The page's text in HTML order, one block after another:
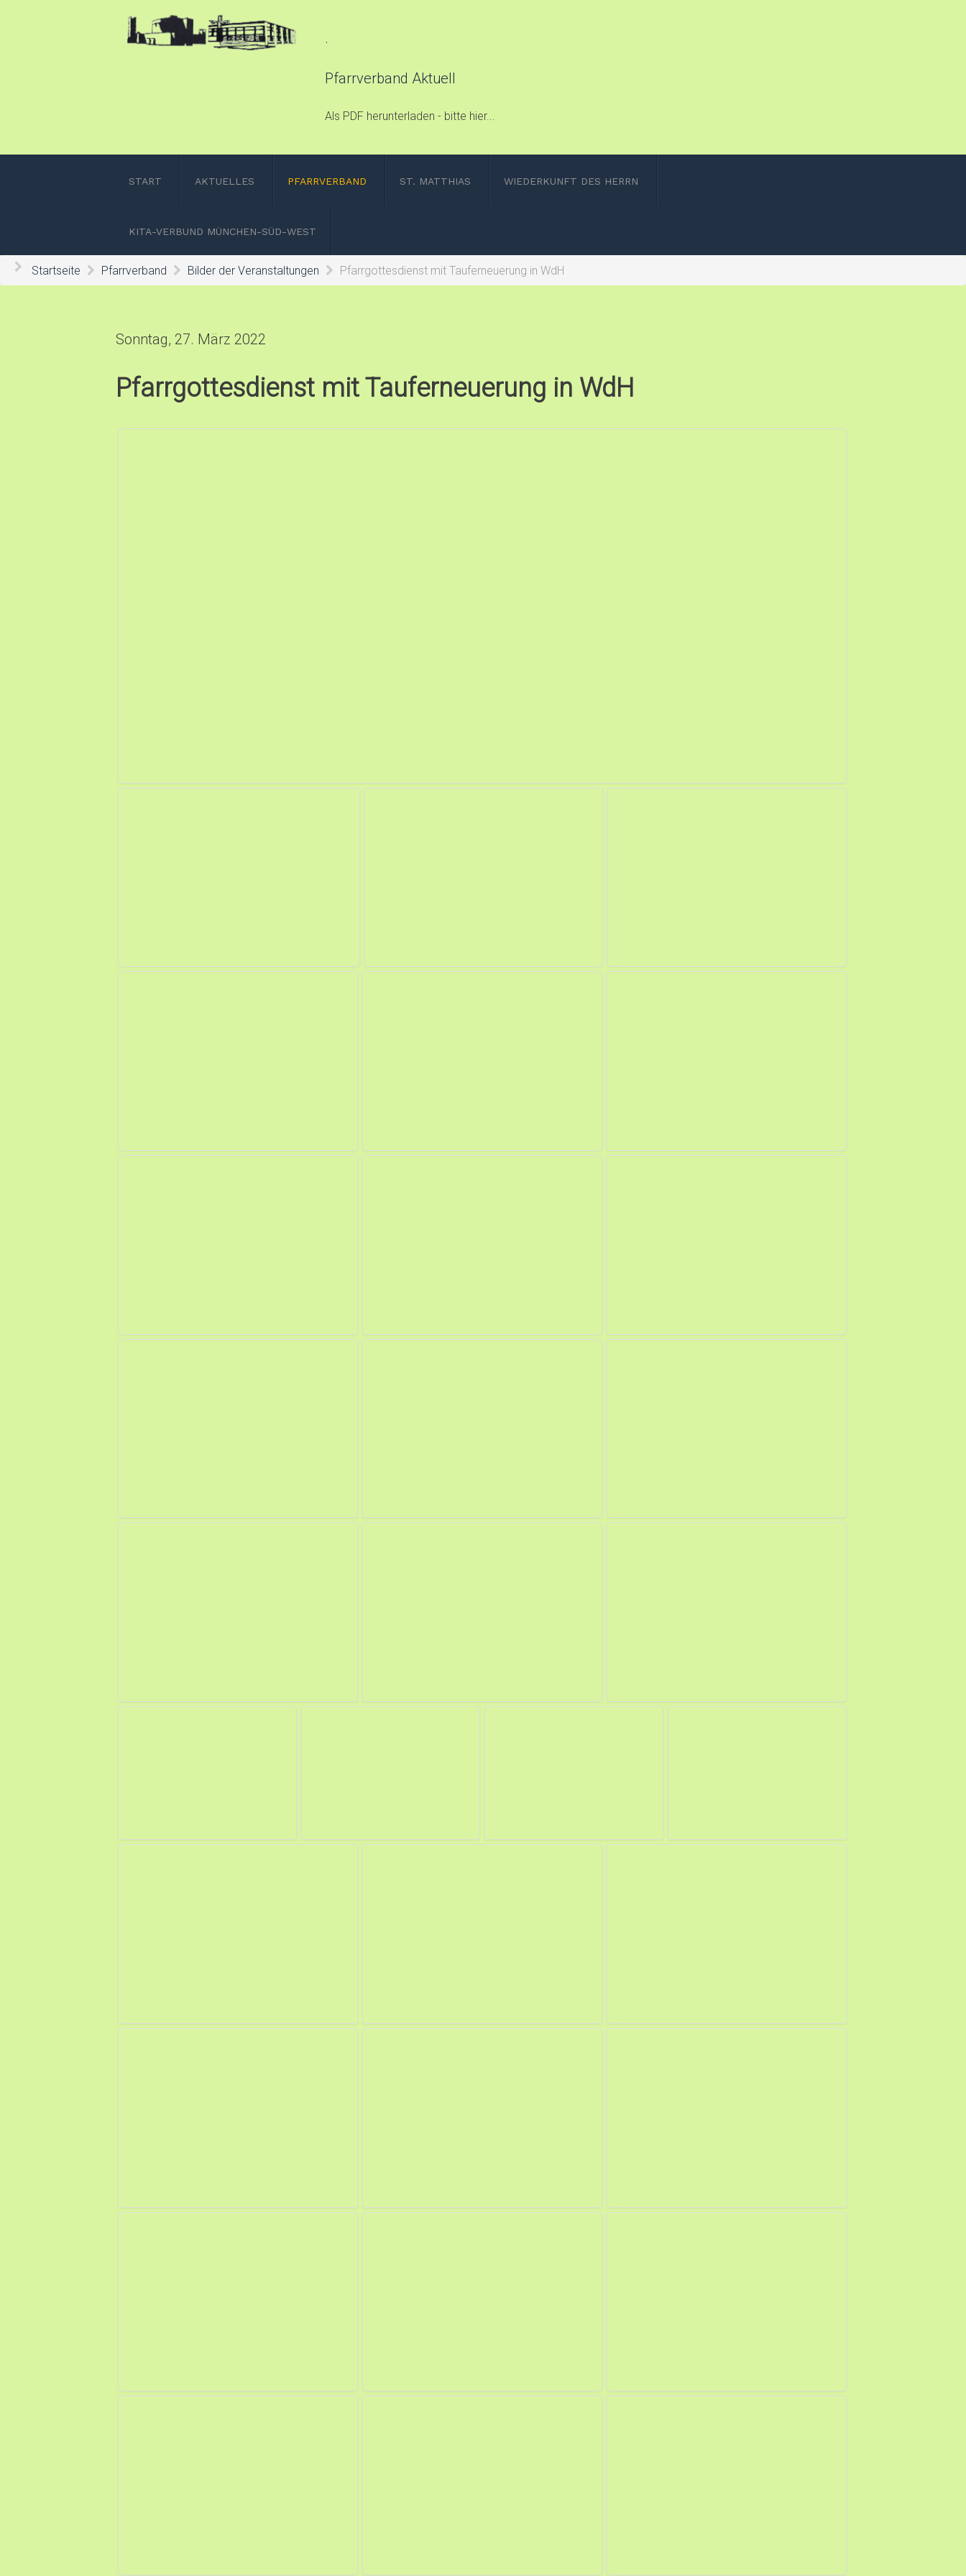
.
Pfarrverband Aktuell
Als PDF herunterladen - bitte hier...
START AKTUELLES PFARRVERBAND ST. MATTHIAS WIEDERKUNFT DES HERRN
KITA-VERBUND MÜNCHEN-SÜD-WEST
Startseite Pfarrverband Bilder der Veranstaltungen Pfarrgottesdienst mit Tauferneuerung in WdH
Sonntag, 27. März 2022
Pfarrgottesdienst mit Tauferneuerung in WdH